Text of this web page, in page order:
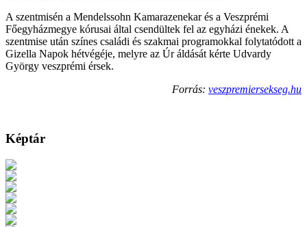
A szentmisén a Mendelssohn Kamarazenekar és a Veszprémi
Főegyházmegye kórusai által csendültek fel az egyházi énekek. A
szentmise után színes családi és szakmai programokkal folytatódott a
Gizella Napok hétvégéje, melyre az Úr áldását kérte Udvardy
György veszprémi érsek.
Forrás: veszpremiersekseg.hu
Képtár